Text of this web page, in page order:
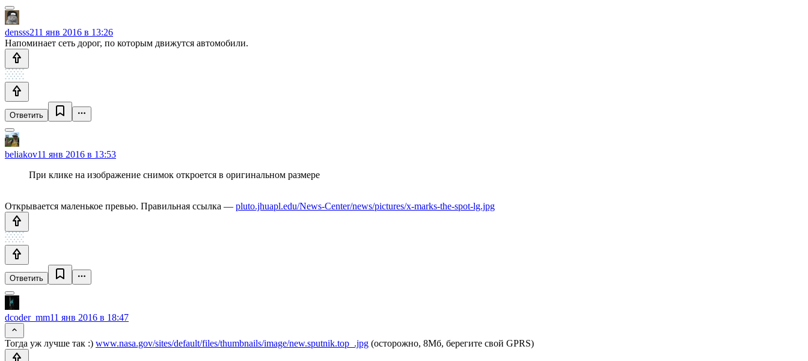
densss211 янв 2016 в 13:26
Напоминает сеть дорог, по которым движутся автомобили.
Ответить
beliakov11 янв 2016 в 13:53
При клике на изображение снимок откроется в оригинальном размере
Открывается маленькое превью. Правильная ссылка — pluto.jhuapl.edu/News-Center/news/pictures/x-marks-the-spot-lg.jpg
Ответить
dcoder_mm11 янв 2016 в 18:47
Тогда уж лучше так :) www.nasa.gov/sites/default/files/thumbnails/image/new.sputnik.top_.jpg (осторожно, 8Мб, берегите свой GPRS)